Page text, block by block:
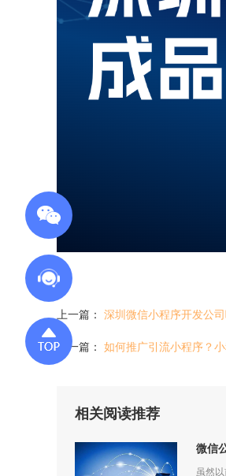
上一篇： 深圳微信小程序开发公
下一篇： 如何推广引流小程序？
相关阅读推荐
微信
虽然